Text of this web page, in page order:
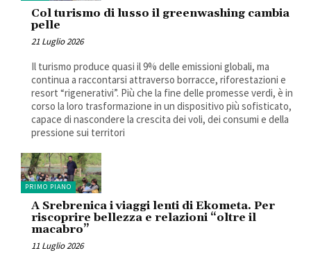
Col turismo di lusso il greenwashing cambia
pelle
21 Luglio 2026
Il turismo produce quasi il 9% delle emissioni globali, ma
continua a raccontarsi attraverso borracce, riforestazioni e
resort “rigenerativi”. Più che la fine delle promesse verdi, è in
corso la loro trasformazione in un dispositivo più sofisticato,
capace di nascondere la crescita dei voli, dei consumi e della
pressione sui territori
PRIMO PIANO
A Srebrenica i viaggi lenti di Ekometa. Per
riscoprire bellezza e relazioni “oltre il
macabro”
11 Luglio 2026